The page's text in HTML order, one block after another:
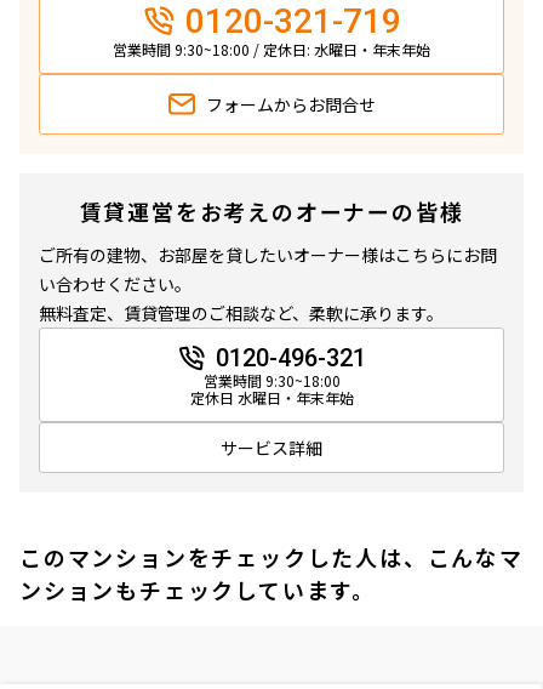
0120-321-719
営業時間 9:30~18:00 / 定休日: 水曜日・年末年始
フォームから お問合せ
賃貸運営をお考えのオーナーの皆様
ご所有の建物、お部屋を貸したいオーナー様はこちらにお問
い合わせください。
無料査定、賃貸管理のご相談など、柔軟に承ります。
0120-496-321
営業時間 9:30~18:00
定休日 水曜日・年末年始
サービス詳細
このマンションをチェックした人は、こんなマ
ンションもチェックしています。